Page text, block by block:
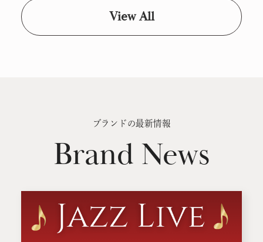
View All
Brand News
ブランドの最新情報